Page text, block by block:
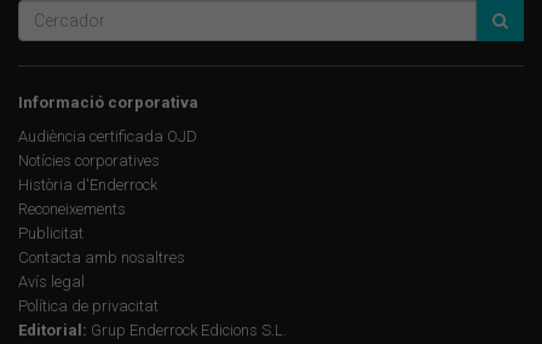
Informació corporativa
Audiència certificada OJD
Notícies corporatives
Història d'Enderrock
Reconeixements
Publicitat
Contacta amb nosaltres
Avís legal
Política de privacitat
Editorial: Grup Enderrock Edicions S.L.